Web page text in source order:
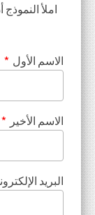
املأ
الاسم الأول *
الاسم الأخير *
البريد